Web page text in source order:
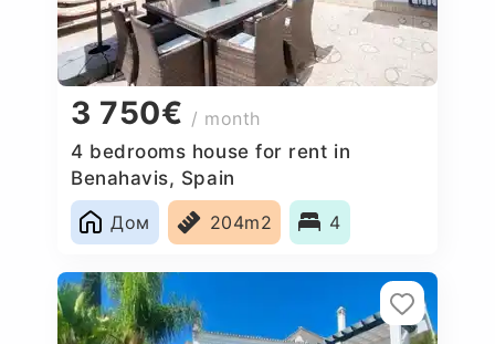
3 750€ / month
4 bedrooms house for rent in
Benahavis, Spain
Дом
204m2 4